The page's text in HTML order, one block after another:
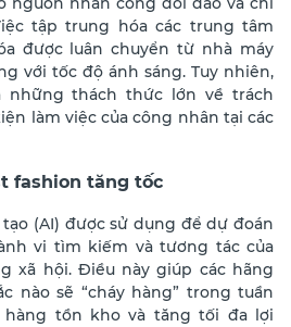
tập trung hóa các trung tâm
được luân chuyển từ nhà máy
với tốc độ ánh sáng. Tuy nhiên,
những thách thức lớn về trách
làm việc của công nhân tại các
fashion tăng tốc
(AI) được sử dụng để dự đoán
vi tìm kiếm và tương tác của
xã hội. Điều này giúp các hãng
nào sẽ “cháy hàng” trong tuần
tồn kho và tăng tối đa lợi